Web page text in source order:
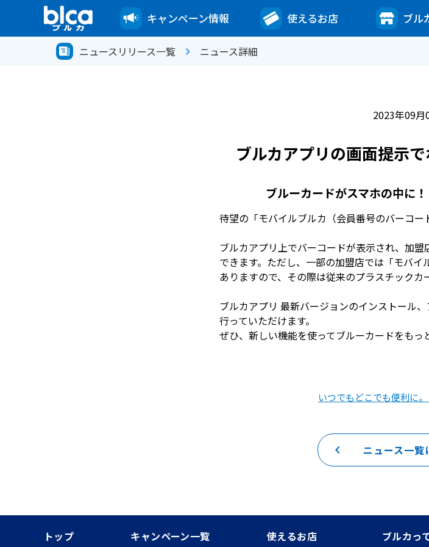
キャンペーン情報 使えるお店 ブル
ニュースリリース一覧 ニュース詳細
2023年09月
ブルカアプリの画面提示
ブルーカードがスマホの中に
待望の「モバイルブルカ（会員番号のバーコー
ブルカアプリ上でバーコードが表示され、加
できます。ただし、一部の加盟店では「モバ
ありますので、その際は従来のプラスチックカ
ブルカアプリ 最新バージョンのインストール
行っていただけます。
ぜひ、新しい機能を使ってブルーカードをもっ
いつでもどこでも便利に
ニュース一覧
keyboard_arrow_left
トップ キャンペーン一覧 使えるお店 ブルカっ